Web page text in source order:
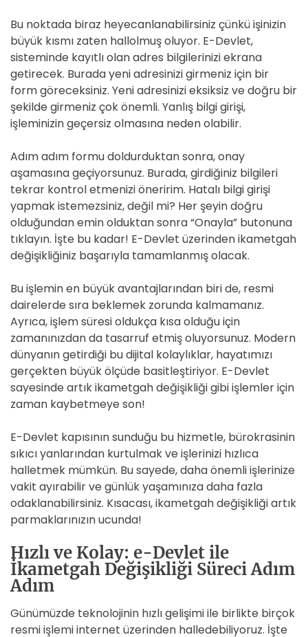
Bu noktada biraz heyecanlanabilirsiniz çünkü işinizin
büyük kısmı zaten hallolmuş oluyor. E-Devlet,
sisteminde kayıtlı olan adres bilgilerinizi ekrana
getirecek. Burada yeni adresinizi girmeniz için bir
form göreceksiniz. Yeni adresinizi eksiksiz ve doğru bir
şekilde girmeniz çok önemli. Yanlış bilgi girişi,
işleminizin geçersiz olmasına neden olabilir.
Adım adım formu doldurduktan sonra, onay
aşamasına geçiyorsunuz. Burada, girdiğiniz bilgileri
tekrar kontrol etmenizi öneririm. Hatalı bilgi girişi
yapmak istemezsiniz, değil mi? Her şeyin doğru
olduğundan emin olduktan sonra “Onayla” butonuna
tıklayın. İşte bu kadar! E-Devlet üzerinden ikametgah
değişikliğiniz başarıyla tamamlanmış olacak.
Bu işlemin en büyük avantajlarından biri de, resmi
dairelerde sıra beklemek zorunda kalmamanız.
Ayrıca, işlem süresi oldukça kısa olduğu için
zamanınızdan da tasarruf etmiş oluyorsunuz. Modern
dünyanın getirdiği bu dijital kolaylıklar, hayatımızı
gerçekten büyük ölçüde basitleştiriyor. E-Devlet
sayesinde artık ikametgah değişikliği gibi işlemler için
zaman kaybetmeye son!
E-Devlet kapısının sunduğu bu hizmetle, bürokrasinin
sıkıcı yanlarından kurtulmak ve işlerinizi hızlıca
halletmek mümkün. Bu sayede, daha önemli işlerinize
vakit ayırabilir ve günlük yaşamınıza daha fazla
odaklanabilirsiniz. Kısacası, ikametgah değişikliği artık
parmaklarınızın ucunda!
Hızlı ve Kolay: e-Devlet ile
İkametgah Değişikliği Süreci Adım
Adım
Günümüzde teknolojinin hızlı gelişimi ile birlikte birçok
resmi işlemi internet üzerinden halledebiliyoruz. İşte